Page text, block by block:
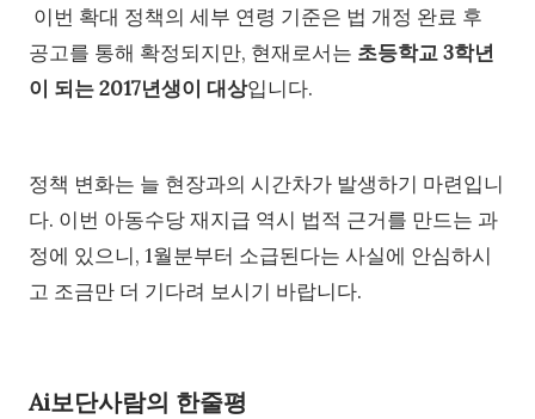
이번 확대 정책의 세부 연령 기준은 법 개정 완료 후
공고를 통해 확정되지만, 현재로서는 초등학교 3학년
이 되는 2017년생이 대상입니다.
정책 변화는 늘 현장과의 시간차가 발생하기 마련입니
다. 이번 아동수당 재지급 역시 법적 근거를 만드는 과
정에 있으니, 1월분부터 소급된다는 사실에 안심하시
고 조금만 더 기다려 보시기 바랍니다.
Ai보단사람의 한줄평